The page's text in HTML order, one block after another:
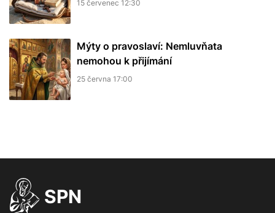
15 červenec 12:30
Mýty o pravoslaví: Nemluvňata
nemohou k přijímání
25 června 17:00
SPN